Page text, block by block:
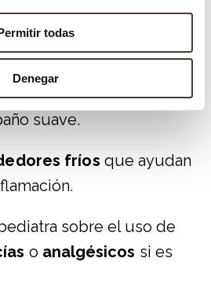
todas
Denegar
algunos métodos
encíascon un dedo
suave.
fríos que ayudan
sobre el uso de
o analgésicos si es